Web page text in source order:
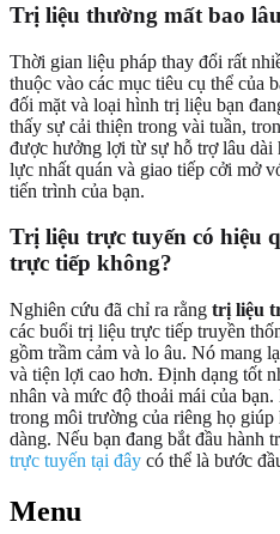
Trị liệu thường mất bao
Thời gian liệu pháp thay đổi rất
thuộc vào các mục tiêu cụ thể của
đối mặt và loại hình trị liệu bạn
thấy sự cải thiện trong vài tuần,
được hưởng lợi từ sự hỗ trợ lâu
lực nhất quán và giao tiếp cởi mở
tiến trình của bạn.
Trị liệu trực tuyến có hiệu
trực tiếp không?
Nghiên cứu đã chỉ ra rằng trị liệu
các buổi trị liệu trực tiếp truyền
gồm trầm cảm và lo âu. Nó mang
và tiện lợi cao hơn. Định dạng tốt
nhân và mức độ thoải mái của
trong môi trường của riêng họ
dàng. Nếu bạn đang bắt đầu hành
trực tuyến tại đây có thể là bước
Menu